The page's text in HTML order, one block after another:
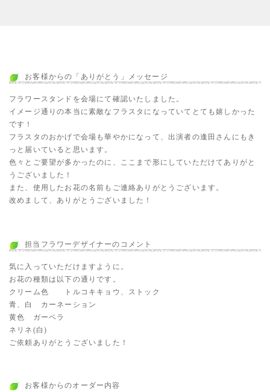
お客様からの「ありがとう」メッセージ
フラワースタンドを会場にて確認いたしました。
イメージ通りの本当に素敵なフラスタになっていてとても嬉しかった
です！
フラスタのおかげで会場も華やかになって、出演者の逢田さんにもき
っと届いていると思います。
色々とご要望が多かったのに、ここまで形にしていただけてありがと
うございました！
また、使用したお花の名前もご連絡ありがとうございます。
改めまして、ありがとうございました！
担当フラワーデザイナーのコメント
気に入っていただけますように。
お花の種類は以下の通りです。
クリーム色 トルコキキョウ、ストック
青、白 カーネーション
黄色 ガーベラ
ネリネ(白)
ご依頼ありがとうございました！
お客様からのオーダー内容